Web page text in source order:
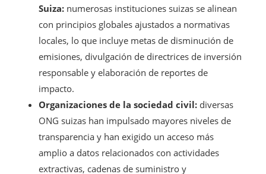
Suiza: numerosas instituciones suizas se alinean
con principios globales ajustados a normativas
locales, lo que incluye metas de disminución de
emisiones, divulgación de directrices de inversión
responsable y elaboración de reportes de
impacto.
Organizaciones de la sociedad civil: diversas
ONG suizas han impulsado mayores niveles de
transparencia y han exigido un acceso más
amplio a datos relacionados con actividades
extractivas, cadenas de suministro y